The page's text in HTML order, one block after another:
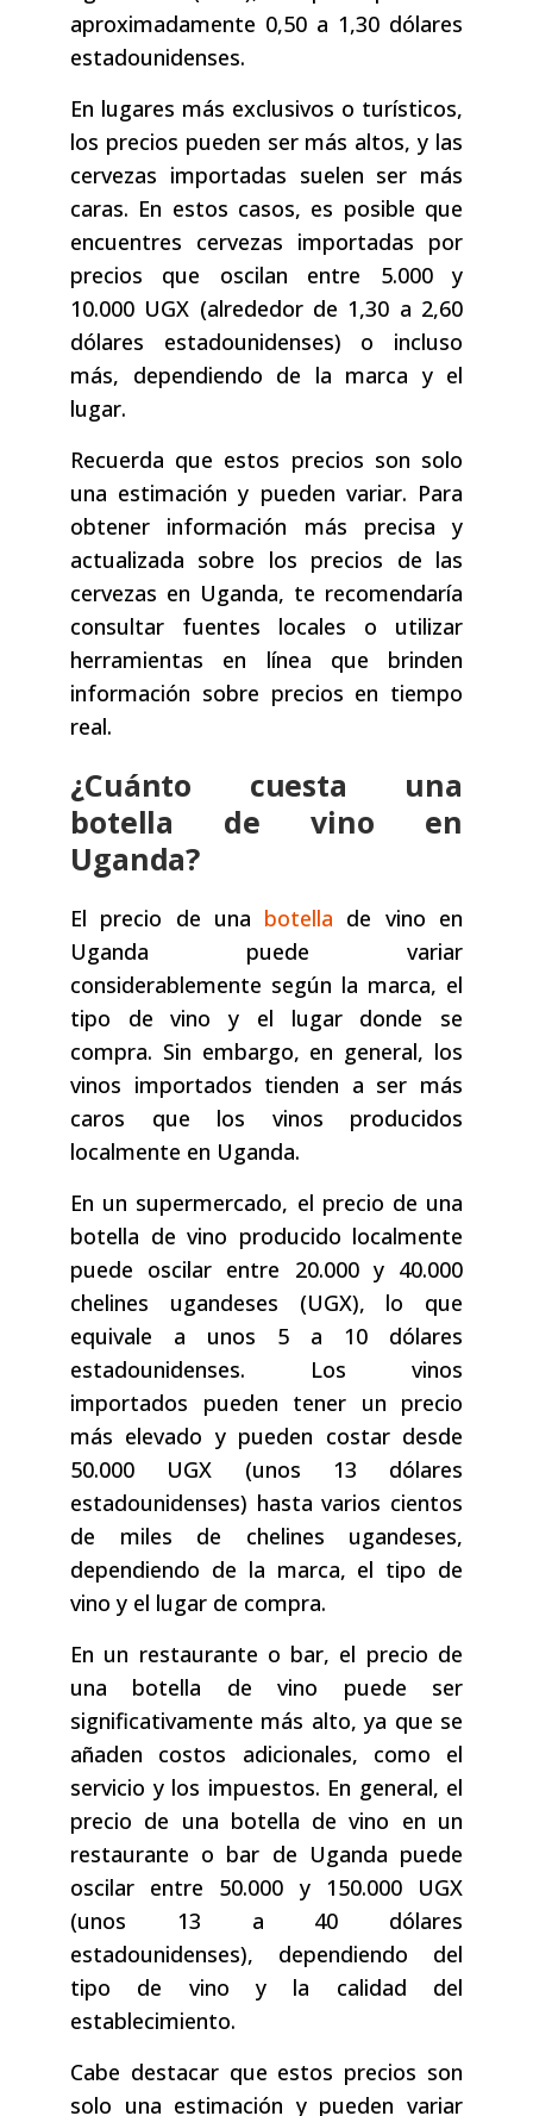
aproximadamente 0,50 a 1,30 dólares
estadounidenses.
En lugares más exclusivos o turísticos,
los precios pueden ser más altos, y las
cervezas importadas suelen ser más
caras. En estos casos, es posible que
encuentres cervezas importadas por
precios que oscilan entre 5.000 y
10.000 UGX (alrededor de 1,30 a 2,60
dólares estadounidenses) o incluso
más, dependiendo de la marca y el
lugar.
Recuerda que estos precios son solo
una estimación y pueden variar. Para
obtener información más precisa y
actualizada sobre los precios de las
cervezas en Uganda, te recomendaría
consultar fuentes locales o utilizar
herramientas en línea que brinden
información sobre precios en tiempo
real.
¿Cuánto cuesta una
botella de vino en
Uganda?
El precio de una botella de vino en
Uganda puede variar
considerablemente según la marca, el
tipo de vino y el lugar donde se
compra. Sin embargo, en general, los
vinos importados tienden a ser más
caros que los vinos producidos
localmente en Uganda.
En un supermercado, el precio de una
botella de vino producido localmente
puede oscilar entre 20.000 y 40.000
chelines ugandeses (UGX), lo que
equivale a unos 5 a 10 dólares
estadounidenses. Los vinos
importados pueden tener un precio
más elevado y pueden costar desde
50.000 UGX (unos 13 dólares
estadounidenses) hasta varios cientos
de miles de chelines ugandeses,
dependiendo de la marca, el tipo de
vino y el lugar de compra.
En un restaurante o bar, el precio de
una botella de vino puede ser
significativamente más alto, ya que se
añaden costos adicionales, como el
servicio y los impuestos. En general, el
precio de una botella de vino en un
restaurante o bar de Uganda puede
oscilar entre 50.000 y 150.000 UGX
(unos 13 a 40 dólares
estadounidenses), dependiendo del
tipo de vino y la calidad del
establecimiento.
Cabe destacar que estos precios son
solo una estimación y pueden variar